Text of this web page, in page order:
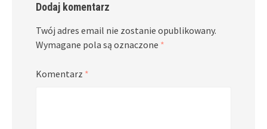
Dodaj komentarz
Twój adres email nie zostanie opublikowany.
Wymagane pola są oznaczone *
Komentarz *